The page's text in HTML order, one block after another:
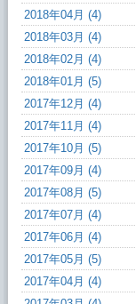
2018年04月 (4)
2018年03月 (4)
2018年02月 (4)
2018年01月 (5)
2017年12月 (4)
2017年11月 (4)
2017年10月 (5)
2017年09月 (4)
2017年08月 (5)
2017年07月 (4)
2017年06月 (4)
2017年05月 (5)
2017年04月 (4)